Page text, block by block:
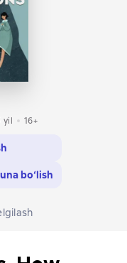
yil 16+
bo‘lish